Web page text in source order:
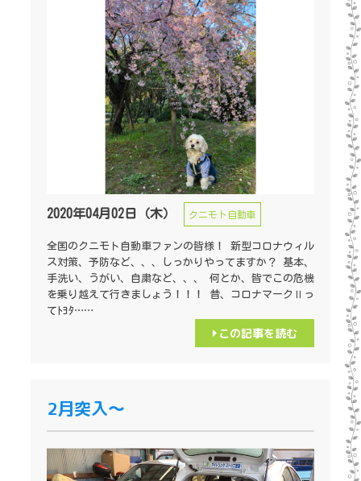
2020年04月02日（木） クニモト自動車
全国のクニモト自動車ファンの皆様！ 新型コロナウィル
ス対策、予防など、、、しっかりやってますか？ 基本、
手洗い、うがい、自粛など、、、 何とか、皆でこの危機
を乗り越えて行きましょう！！！ 昔、コロナマークⅡっ
てﾄﾖﾀ……
この記事を読む
2月突入～